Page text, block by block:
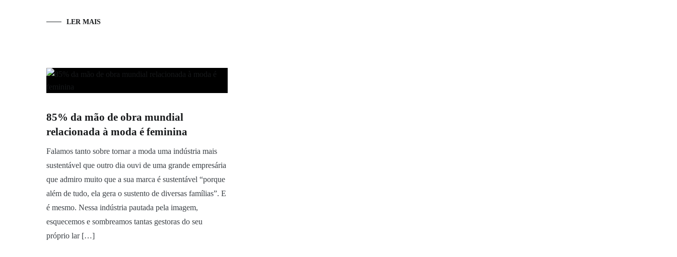
LER MAIS
85% da mão de obra mundial
relacionada à moda é feminina
Falamos tanto sobre tornar a moda uma indústria mais
sustentável que outro dia ouvi de uma grande empresária
que admiro muito que a sua marca é sustentável “porque
além de tudo, ela gera o sustento de diversas famílias”. E
é mesmo. Nessa indústria pautada pela imagem,
esquecemos e sombreamos tantas gestoras do seu
próprio lar […]